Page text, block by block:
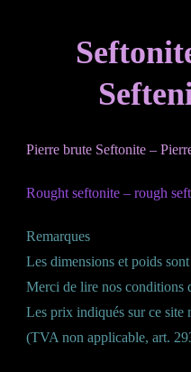
Pierre brute Seftonite –
Rought seftonite – rough
Remarques
Les dimensions et poids
Merci de lire nos conditions
Les prix indiqués sur ce site
(TVA non applicable, art.